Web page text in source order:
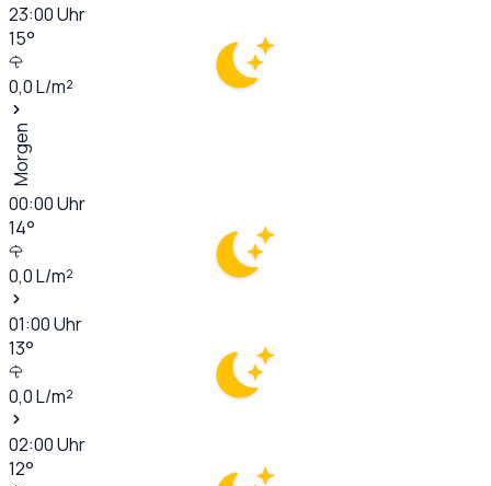
23:00Uhr
15°
0,0L/m²
Morgen
00:00Uhr
14°
0,0L/m²
01:00Uhr
13°
0,0L/m²
02:00Uhr
12°